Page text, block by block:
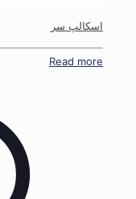
اسکالپ سر
Read more